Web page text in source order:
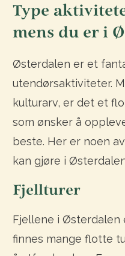
Type
mens du er i
Østerdalen er et
utendørsaktiviteter.
kulturarv, er det et
som ønsker å
beste. Her er noen
kan gjøre i
Fjellturer
Fjellene i Østerdalen
finnes mange flotte